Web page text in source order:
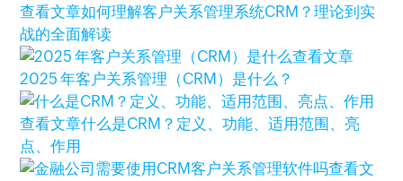
查看文章如何理解客户关系管理系统CRM？理论到实
战的全面解读
查看文章
2025 年客户关系管理（CRM）是什么？
查看文章什么是CRM？定义、功能、适用范围、亮
点、作用
查看文